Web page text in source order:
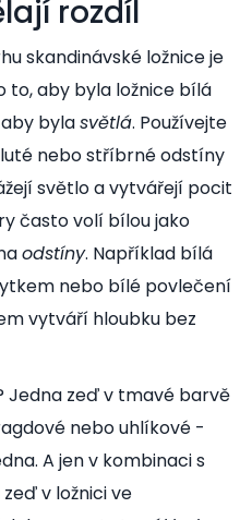
rozdíl
skandinávské ložnice je
to, aby byla ložnice bílá
bylasvětlá. Používejte
nebo stříbrné odstíny
světlo a vytvářejí pocit
často volí bílou jako
odstíny. Například bílá
nebo bílé povlečení
vytváří hloubku bez
Jedna zeď v tmavé barvě
nebo uhlíkové -
A jen v kombinaci s
v ložnici ve